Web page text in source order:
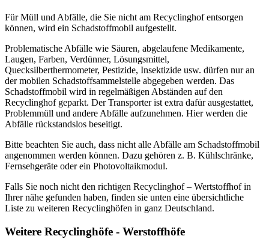
Für Müll und Abfälle, die Sie nicht am Recyclinghof entsorgen
können, wird ein Schadstoffmobil aufgestellt.
Problematische Abfälle wie Säuren, abgelaufene Medikamente,
Laugen, Farben, Verdünner, Lösungsmittel,
Quecksilberthermometer, Pestizide, Insektizide usw. dürfen nur an
der mobilen Schadstoffsammelstelle abgegeben werden. Das
Schadstoffmobil wird in regelmäßigen Abständen auf den
Recyclinghof geparkt. Der Transporter ist extra dafür ausgestattet,
Problemmüll und andere Abfälle aufzunehmen. Hier werden die
Abfälle rückstandslos beseitigt.
Bitte beachten Sie auch, dass nicht alle Abfälle am Schadstoffmobil
angenommen werden können. Dazu gehören z. B. Kühlschränke,
Fernsehgeräte oder ein Photovoltaikmodul.
Falls Sie noch nicht den richtigen Recyclinghof – Wertstoffhof in
Ihrer nähe gefunden haben, finden sie unten eine übersichtliche
Liste zu weiteren Recyclinghöfen in ganz Deutschland.
Weitere Recyclinghöfe - Werstoffhöfe